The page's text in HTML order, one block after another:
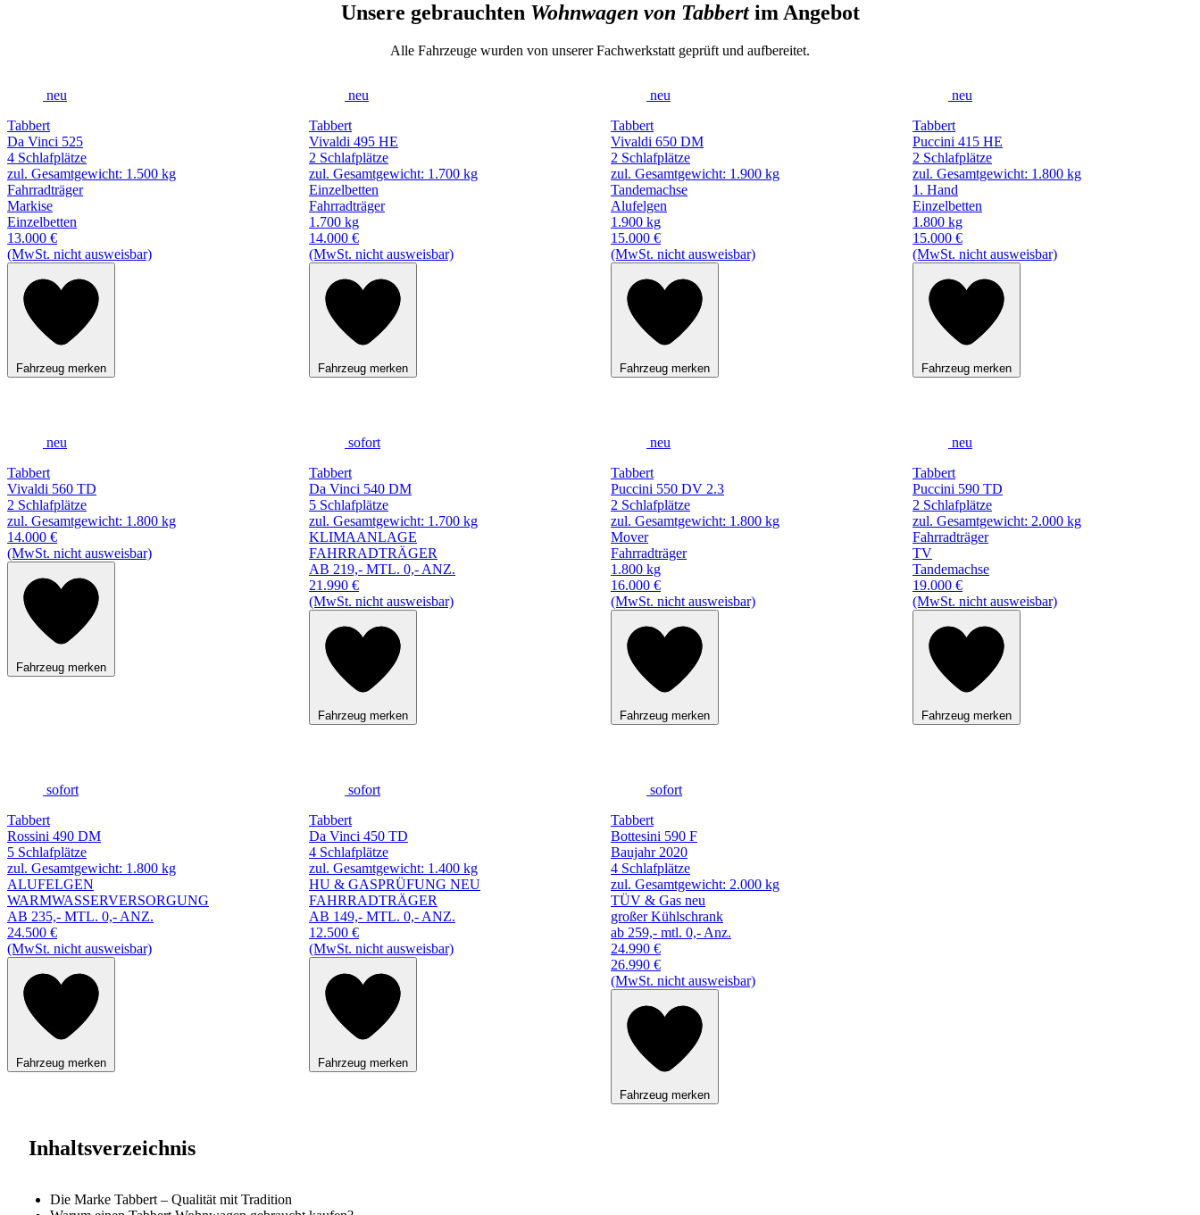
Unsere gebrauchten Wohnwagen von Tabbertim Angebot
Alle Fahrzeuge wurden von unserer Fachwerkstatt geprüft und aufbereitet.
neu
Tabbert
Da Vinci 525
4 Schlafplätze
zul. Gesamtgewicht: 1.500 kg
Fahrradträger
Markise
Einzelbetten
13.000 €
(MwSt. nicht ausweisbar)
Fahrzeug merken
neu
Tabbert
Vivaldi 495 HE
2 Schlafplätze
zul. Gesamtgewicht: 1.700 kg
Einzelbetten
Fahrradträger
1.700 kg
14.000 €
(MwSt. nicht ausweisbar)
Fahrzeug merken
neu
Tabbert
Vivaldi 650 DM
2 Schlafplätze
zul. Gesamtgewicht: 1.900 kg
Tandemachse
Alufelgen
1.900 kg
15.000 €
(MwSt. nicht ausweisbar)
Fahrzeug merken
neu
Tabbert
Puccini 415 HE
2 Schlafplätze
zul. Gesamtgewicht: 1.800 kg
1. Hand
Einzelbetten
1.800 kg
15.000 €
(MwSt. nicht ausweisbar)
Fahrzeug merken
neu
Tabbert
Vivaldi 560 TD
2 Schlafplätze
zul. Gesamtgewicht: 1.800 kg
14.000 €
(MwSt. nicht ausweisbar)
Fahrzeug merken
sofort
Tabbert
Da Vinci 540 DM
5 Schlafplätze
zul. Gesamtgewicht: 1.700 kg
KLIMAANLAGE
FAHRRADTRÄGER
AB 219,- MTL. 0,- ANZ.
21.990 €
(MwSt. nicht ausweisbar)
Fahrzeug merken
neu
Tabbert
Puccini 550 DV 2.3
2 Schlafplätze
zul. Gesamtgewicht: 1.800 kg
Mover
Fahrradträger
1.800 kg
16.000 €
(MwSt. nicht ausweisbar)
Fahrzeug merken
neu
Tabbert
Puccini 590 TD
2 Schlafplätze
zul. Gesamtgewicht: 2.000 kg
Fahrradträger
TV
Tandemachse
19.000 €
(MwSt. nicht ausweisbar)
Fahrzeug merken
sofort
Tabbert
Rossini 490 DM
5 Schlafplätze
zul. Gesamtgewicht: 1.800 kg
ALUFELGEN
WARMWASSERVERSORGUNG
AB 235,- MTL. 0,- ANZ.
24.500 €
(MwSt. nicht ausweisbar)
Fahrzeug merken
sofort
Tabbert
Da Vinci 450 TD
4 Schlafplätze
zul. Gesamtgewicht: 1.400 kg
HU & GASPRÜFUNG NEU
FAHRRADTRÄGER
AB 149,- MTL. 0,- ANZ.
12.500 €
(MwSt. nicht ausweisbar)
Fahrzeug merken
sofort
Tabbert
Bottesini 590 F
Baujahr 2020
4 Schlafplätze
zul. Gesamtgewicht: 2.000 kg
TÜV & Gas neu
großer Kühlschrank
ab 259,- mtl. 0,- Anz.
24.990 €
26.990 €
(MwSt. nicht ausweisbar)
Fahrzeug merken
Inhaltsverzeichnis
Die Marke Tabbert – Qualität mit Tradition